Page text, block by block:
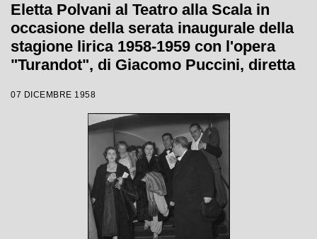
Eletta Polvani al Teatro alla Scala in
occasione della serata inaugurale della
stagione lirica 1958-1959 con l'opera
"Turandot", di Giacomo Puccini, diretta
Margherita Wallmann
07 DICEMBRE 1958